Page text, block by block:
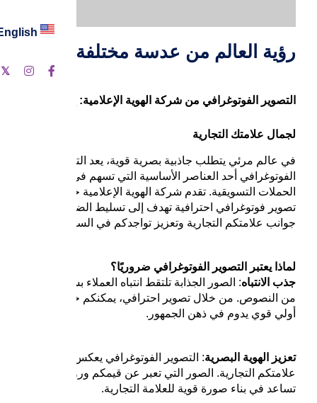
رؤية العالم من عدسة مختلفة
التصوير الفوتوغرافي من شركة الهوية الإعلامية: إظهارٌ
لجمال علامتك التجارية
في عالم مرئي يتطلب جاذبية بصرية قوية، يعد التصوير
الفوتوغرافي أحد العناصر الأساسية التي تسهم في نجاح
الحملات التسويقية. تقدم شركة الهوية الإعلامية خدمات
تصوير فوتوغرافي احترافية تهدف إلى تسليط الضوء على
جوانب علامتكم التجارية وتعزيز تواجدكم في السوق.
لماذا يعتبر التصوير الفوتوغرافي ضروريًا؟
جذب الانتباه: الصور الجذابة تلتقط انتباه العملاء بسرعة أكبر
من النصوص. من خلال تصوير احترافي، يمكنكم خلق انطباع
أولي قوي يدوم في ذهن الجمهور.
تعزيز الهوية البصرية: التصوير الفوتوغرافي يعكس هوية
علامتكم التجارية. الصور التي تعبر عن قيمكم ورؤيتكم
تساعد في بناء صورة قوية للعلامة التجارية.